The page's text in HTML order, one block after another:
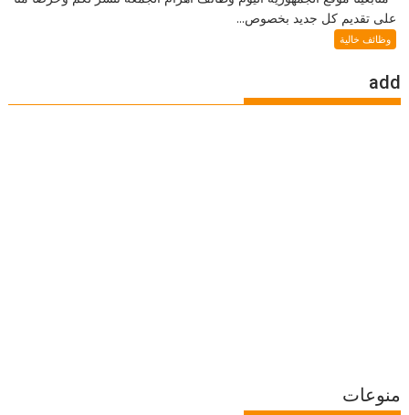
على تقديم كل جديد بخصوص...
وظائف خالية
add
منوعات